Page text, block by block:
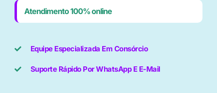
Atendimento 100% online
Equipe Especializada Em Consórcio
Suporte Rápido Por WhatsApp E E-Mail